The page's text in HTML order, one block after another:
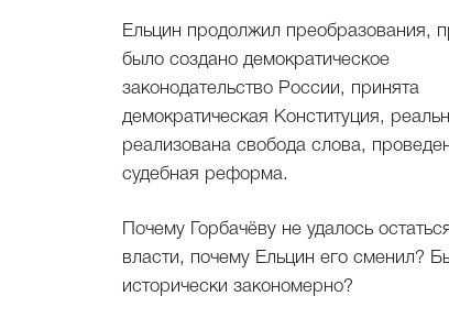
Ельцин продолжил преобразования,
было создано демократическое
законодательство России, принята
демократическая Конституция,
реализована свобода слова,
судебная реформа.
Почему Горбачёву не удалось
власти, почему Ельцин его сменил?
исторически закономерно?